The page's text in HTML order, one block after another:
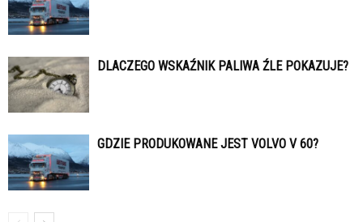
DLACZEGO WSKAŹNIK PALIWA ŹLE POKAZUJE?
GDZIE PRODUKOWANE JEST VOLVO V 60?